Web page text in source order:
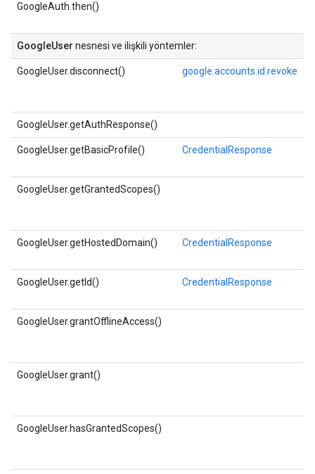
GoogleAuth.then()
GoogleUser nesnesi ve ilişkili yöntemler:
GoogleUser.disconnect() google.accounts.id.revoke
GoogleUser.getAuthResponse()
GoogleUser.getBasicProfile() CredentialResponse
GoogleUser.getGrantedScopes()
GoogleUser.getHostedDomain() CredentialResponse
GoogleUser.getId() CredentialResponse
GoogleUser.grantOfflineAccess()
GoogleUser.grant()
GoogleUser.hasGrantedScopes()